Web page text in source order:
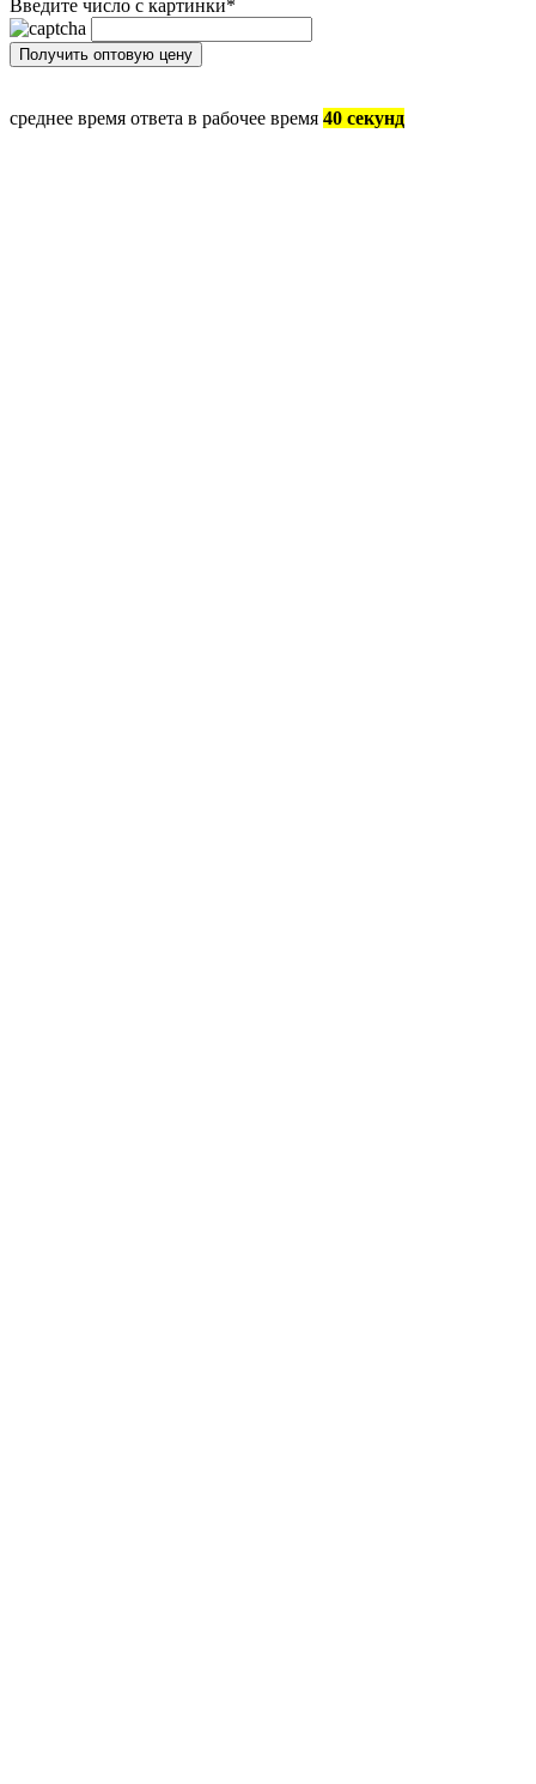
Введите число с картинки*
среднее время ответа в рабочее время 40 секунд